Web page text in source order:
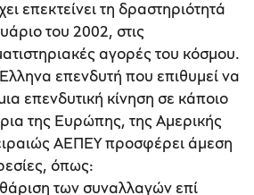
επεκτείνει τη δραστηριότητά
του 2002, στις
αγορές του κόσμου.
επενδυτή που επιθυμεί να
επενδυτική κίνηση σε κάποιο
της Ευρώπης, της Αμερικής
ΑΕΠΕΥ προσφέρει άμεση
όπως:
των συναλλαγών επί